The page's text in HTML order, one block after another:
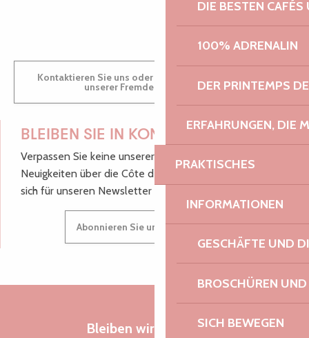
DIE BESTEN
100% ADRENALIN
DER PRINTEMPS
ERFAHRUNGEN, DIE
PRAKTISCHES
INFORMATIONEN
GESCHÄFTE UND
BROSCHÜREN
SICH BEWEGEN
GWENAËLLE
Kontaktieren Sie uns oder besuchen Sie uns in einem
unserer Fremdenverkehrsbüros.
BLEIBEN SIE IN KONTAKT!
Verpassen Sie keine unserer guten Tipps und
Neuigkeiten über die Côte de Granit Rose, melden Sie
sich für unseren Newsletter an.
Abonnieren Sie unseren Newsletter
Bleiben wir verbunden